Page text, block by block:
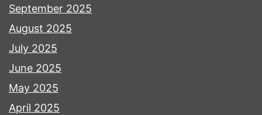
September 2025
August 2025
July 2025
June 2025
May 2025
April 2025